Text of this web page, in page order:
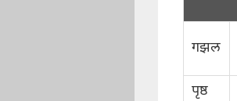
गझल
पृष्ठ